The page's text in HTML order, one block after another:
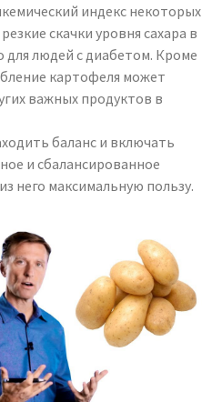
индекс некоторых
скачки уровня сахара в
для людей с диабетом. Кроме
картофеля может
важных продуктов в
баланс и включать
и сбалансированное
него максимальную пользу.